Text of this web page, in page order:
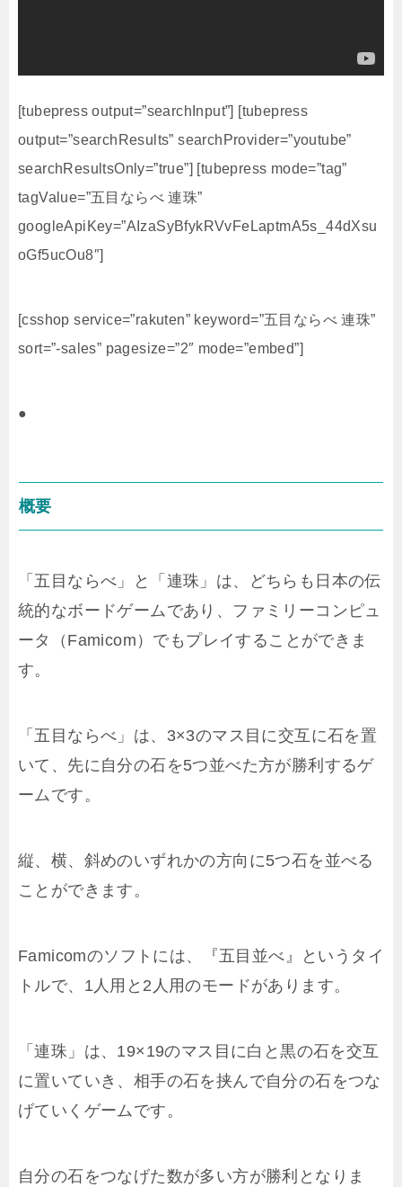
[tubepress output=”searchInput”] [tubepress
output=”searchResults” searchProvider=”youtube”
searchResultsOnly=”true”] [tubepress mode=”tag”
tagValue=”五目ならべ 連珠”
googleApiKey=”AIzaSyBfykRVvFeLaptmA5s_44dXsu
oGf5ucOu8″]
[csshop service=”rakuten” keyword=”五目ならべ 連珠”
sort=”-sales” pagesize=”2″ mode=”embed”]
●
概要
「五目ならべ」と「連珠」は、どちらも日本の伝
統的なボードゲームであり、ファミリーコンピュ
ータ（Famicom）でもプレイすることができま
す。
「五目ならべ」は、3×3のマス目に交互に石を置
いて、先に自分の石を5つ並べた方が勝利するゲ
ームです。
縦、横、斜めのいずれかの方向に5つ石を並べる
ことができます。
Famicomのソフトには、『五目並べ』というタイ
トルで、1人用と2人用のモードがあります。
「連珠」は、19×19のマス目に白と黒の石を交互
に置いていき、相手の石を挟んで自分の石をつな
げていくゲームです。
自分の石をつなげた数が多い方が勝利となりま